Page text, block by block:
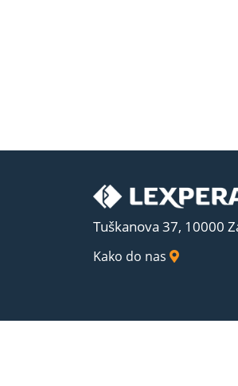
Tuškanova 37, 10000
Kako do nas